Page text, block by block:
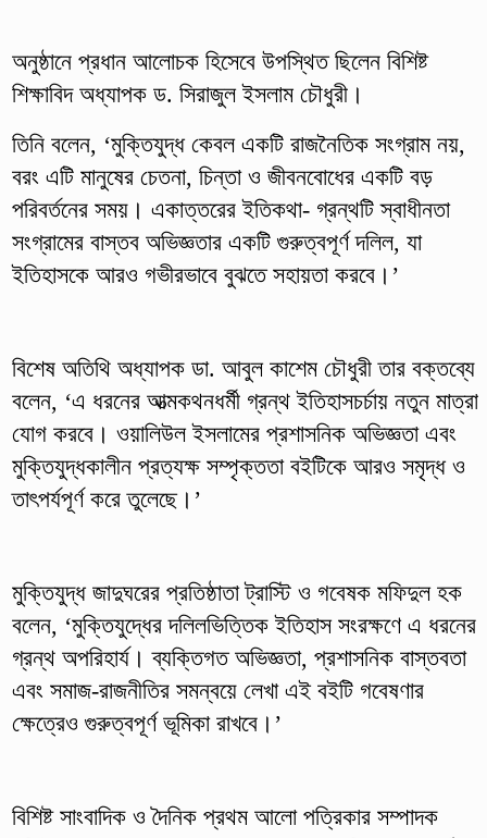
অনুষ্ঠানে প্রধান আলোচক হিসেবে উপস্থিত ছিলেন বিশিষ্ট
শিক্ষাবিদ অধ্যাপক ড. সিরাজুল ইসলাম চৌধুরী।
তিনি বলেন, ‘মুক্তিযুদ্ধ কেবল একটি রাজনৈতিক সংগ্রাম নয়,
বরং এটি মানুষের চেতনা, চিন্তা ও জীবনবোধের একটি বড়
পরিবর্তনের সময়। একাত্তরের ইতিকথা- গ্রন্থটি স্বাধীনতা
সংগ্রামের বাস্তব অভিজ্ঞতার একটি গুরুত্বপূর্ণ দলিল, যা
ইতিহাসকে আরও গভীরভাবে বুঝতে সহায়তা করবে।’
বিশেষ অতিথি অধ্যাপক ডা. আবুল কাশেম চৌধুরী তার বক্তব্যে
বলেন, ‘এ ধরনের আত্মকথনধর্মী গ্রন্থ ইতিহাসচর্চায় নতুন মাত্রা
যোগ করবে। ওয়ালিউল ইসলামের প্রশাসনিক অভিজ্ঞতা এবং
মুক্তিযুদ্ধকালীন প্রত্যক্ষ সম্পৃক্ততা বইটিকে আরও সমৃদ্ধ ও
তাৎপর্যপূর্ণ করে তুলেছে।’
মুক্তিযুদ্ধ জাদুঘরের প্রতিষ্ঠাতা ট্রাস্টি ও গবেষক মফিদুল হক
বলেন, ‘মুক্তিযুদ্ধের দলিলভিত্তিক ইতিহাস সংরক্ষণে এ ধরনের
গ্রন্থ অপরিহার্য। ব্যক্তিগত অভিজ্ঞতা, প্রশাসনিক বাস্তবতা
এবং সমাজ-রাজনীতির সমন্বয়ে লেখা এই বইটি গবেষণার
ক্ষেত্রেও গুরুত্বপূর্ণ ভূমিকা রাখবে।’
বিশিষ্ট সাংবাদিক ও দৈনিক প্রথম আলো পত্রিকার সম্পাদক